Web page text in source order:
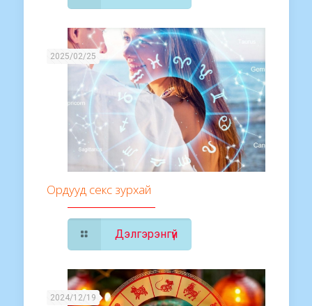
2025/02/25
Ордууд секс зурхай
Дэлгэрэнгүй
2024/12/19